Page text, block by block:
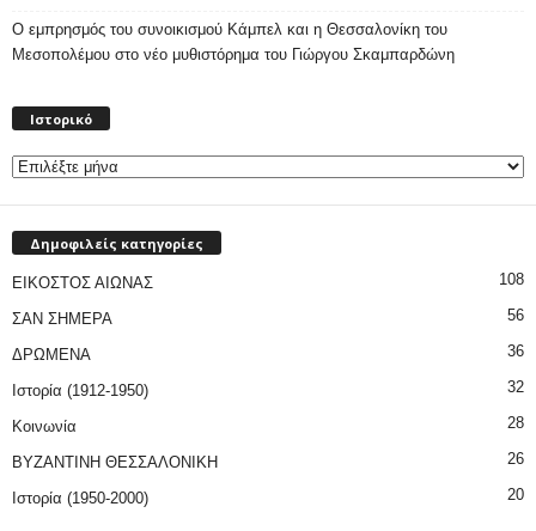
Ο εμπρησμός του συνοικισμού Κάμπελ και η Θεσσαλονίκη του
Μεσοπολέμου στο νέο μυθιστόρημα του Γιώργου Σκαμπαρδώνη
Ιστορικό
Δημοφιλείς κατηγορίες
ΕΙΚΟΣΤΟΣ ΑΙΩΝΑΣ 108
ΣΑΝ ΣΗΜΕΡΑ 56
ΔΡΩΜΕΝΑ 36
Ιστορία (1912-1950) 32
Κοινωνία 28
ΒΥΖΑΝΤΙΝΗ ΘΕΣΣΑΛΟΝΙΚΗ 26
Ιστορία (1950-2000) 20